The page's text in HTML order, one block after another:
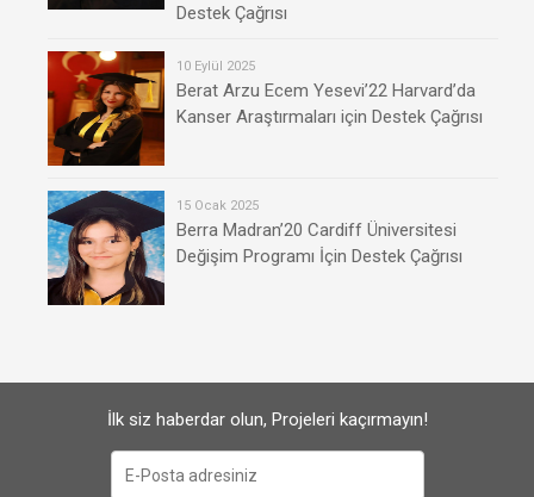
Destek Çağrısı
10 Eylül 2025
Berat Arzu Ecem Yesevi’22 Harvard’da
Kanser Araştırmaları için Destek Çağrısı
15 Ocak 2025
Berra Madran’20 Cardiff Üniversitesi
Değişim Programı İçin Destek Çağrısı
İlk siz haberdar olun, Projeleri kaçırmayın!